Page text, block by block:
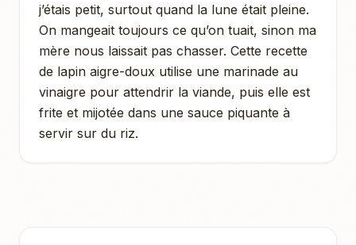
j’étais petit, surtout quand la lune était pleine.
On mangeait toujours ce qu’on tuait, sinon ma
mère nous laissait pas chasser. Cette recette
de lapin aigre-doux utilise une marinade au
vinaigre pour attendrir la viande, puis elle est
frite et mijotée dans une sauce piquante à
servir sur du riz.